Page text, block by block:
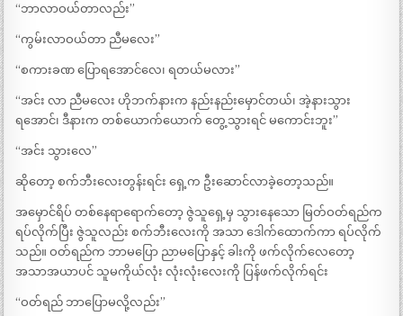
“ဘာလာဝယ်တာလည်း”
“ကွမ်းလာဝယ်တာ ညီမလေး”
“စကားခဏ ပြောရအောင်လေ၊ ရတယ်မလား”
“အင်း လာ ညီမလေး ဟိုဘက်နားက နည်းနည်းမှောင်တယ်၊ အဲ့နားသွား
ရအောင်၊ ဒီနားက တစ်ယောက်ယောက် တွေ့သွားရင် မကောင်းဘူး”
“အင်း သွားလေ”
ဆိုတော့ စက်ဘီးလေးတွန်းရင်း ရှေ့က ဦးဆောင်လာခဲ့တော့သည်။
အမှောင်ရိပ် တစ်နေရာရောက်တော့ ဇွဲသူရှေ့မှ သွားနေသော မြတ်ဝတ်ရည်က
ရပ်လိုက်ပြီး ဇွဲသူလည်း စက်ဘီးလေးကို အသာ ဒေါက်ထောက်ကာ ရပ်လိုက်
သည်။ ဝတ်ရည်က ဘာမပြော ညာမပြောနှင့် ခါးကို ဖက်လိုက်လေတော့
အသာအယာပင် သူမကိုယ်လုံး လုံးလုံးလေးကို ပြန်ဖက်လိုက်ရင်း
“ဝတ်ရည် ဘာပြောမလို့လည်း”